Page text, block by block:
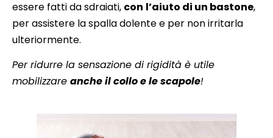
essere fatti da sdraiati, con l’aiuto di un bastone,
per assistere la spalla dolente e per non irritarla
ulteriormente.
Per ridurre la sensazione di rigidità è utile
mobilizzare anche il collo e le scapole!